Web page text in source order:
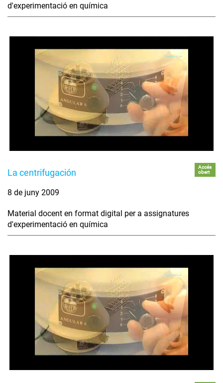
d'experimentació en química
La centrifugación
Accés
obert
8 de juny 2009
Material docent en format digital per a assignatures
d'experimentació en química